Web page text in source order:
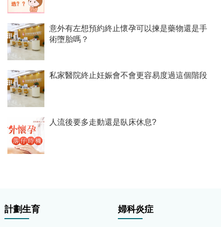
意外有左想預約終止懷孕可以揀是藥物還是手
術墮胎嗎？
私家醫院終止妊娠會不會更容易度過這個階段
人流後要多走動還是臥床休息?
計劃生育 婦科炎症